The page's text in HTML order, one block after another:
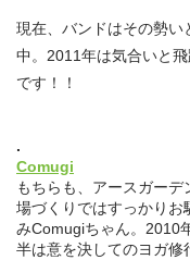
現在、バンドはその勢
中。2011年は気合いと
です！！
.
Comugi
もちらも、アースガーデ
場づくりではすっかりお
みComugiちゃん。2010
半は意を決してのヨガ修